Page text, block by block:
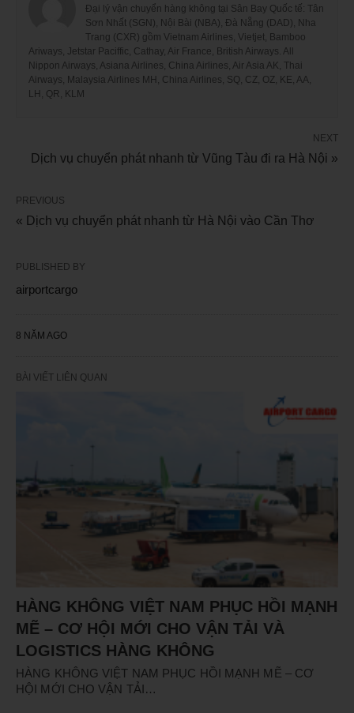
Đại lý vận chuyển hàng không tại Sân Bay Quốc tế: Tân
Sơn Nhất (SGN), Nội Bài (NBA), Đà Nẵng (DAD), Nha
Trang (CXR) gồm Vietnam Airlines, Vietjet, Bamboo
Ariways, Jetstar Paciffic, Cathay, Air France, British Airways. All
Nippon Airways, Asiana Airlines, China Airlines, Air Asia AK, Thai
Airways, Malaysia Airlines MH, China Airlines, SQ, CZ, OZ, KE, AA,
LH, QR, KLM
NEXT
Dịch vụ chuyển phát nhanh từ Vũng Tàu đi ra Hà Nội »
PREVIOUS
« Dịch vụ chuyển phát nhanh từ Hà Nội vào Cần Thơ
PUBLISHED BY
airportcargo
8 NĂM AGO
BÀI VIẾT LIÊN QUAN
HÀNG KHÔNG VIỆT NAM PHỤC HỒI MẠNH
MẼ – CƠ HỘI MỚI CHO VẬN TẢI VÀ
LOGISTICS HÀNG KHÔNG
HÀNG KHÔNG VIỆT NAM PHỤC HỒI MẠNH MẼ – CƠ
HỘI MỚI CHO VẬN TẢI…